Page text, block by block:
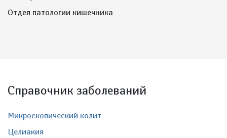
Отдел патологии кишечника
Справочник заболеваний
Микроскопический колит
Целиакия